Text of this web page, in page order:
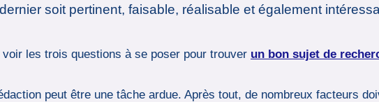
soit pertinent, faisable, réalisable et également
les trois questions à se poser pour trouver un bon sujet de
peut être une tâche ardue. Après tout, de nombreux facteurs